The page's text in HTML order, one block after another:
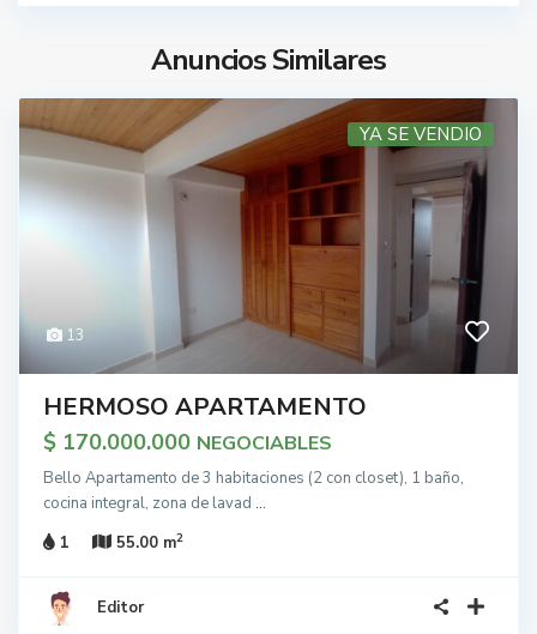
Anuncios Similares
13
YA SE VENDIO
HERMOSO APARTAMENTO
$ 170.000.000 NEGOCIABLES
Bello Apartamento de 3 habitaciones (2 con closet), 1 baño,
cocina integral, zona de lavad ...
1
55.00 m2
Editor